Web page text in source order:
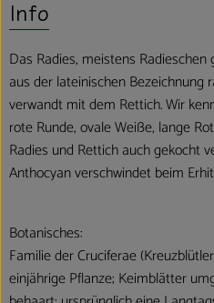
Info
Das Radies, meistens
aus der lateinischen Bezeichnung
verwandt mit dem Rettich. Wir
rote Runde, ovale Weiße, lange
Radies und Rettich auch gekocht
Anthocyan verschwindet beim
Botanisches:
Familie der Cruciferae
einjährige Pflanze; Keimblätter